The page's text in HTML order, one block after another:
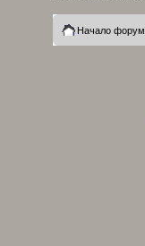
Начало форум